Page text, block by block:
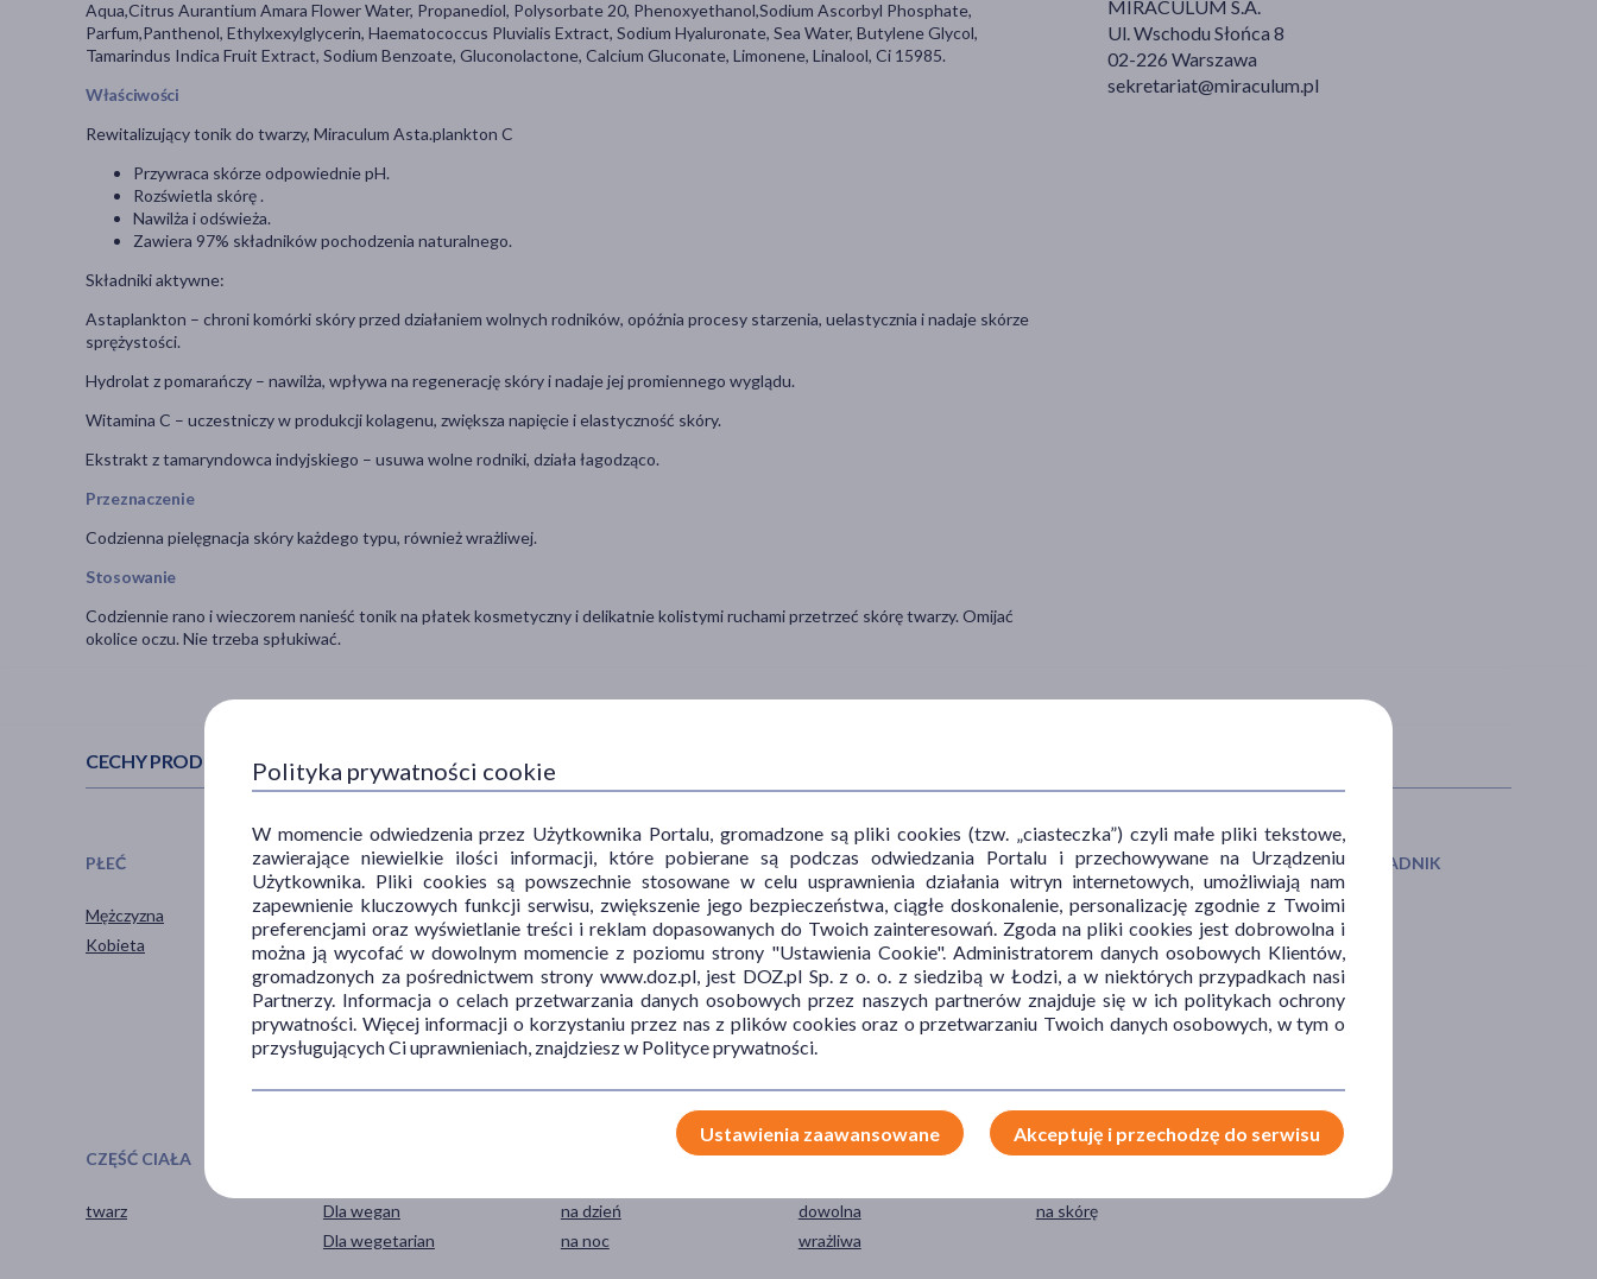
MIRACULUM S.A.
Ul. Wschodu Słońca 8
02-226 Warszawa
sekretariat@miraculum.pl
Aqua,Citrus Aurantium Amara Flower Water, Propanediol, Polysorbate 20, Phenoxyethanol,Sodium Ascorbyl Phosphate,
Parfum,Panthenol, Ethylxexylglycerin, Haematococcus Pluvialis Extract, Sodium Hyaluronate, Sea Water, Butylene Glycol,
Tamarindus Indica Fruit Extract, Sodium Benzoate, Gluconolactone, Calcium Gluconate, Limonene, Linalool, Ci 15985.
Właściwości
Rewitalizujący tonik do twarzy, Miraculum Asta.plankton C
Przywraca skórze odpowiednie pH.
Rozświetla skórę .
Nawilża i odświeża.
Zawiera 97% składników pochodzenia naturalnego.
Składniki aktywne:
Astaplankton – chroni komórki skóry przed działaniem wolnych rodników, opóźnia procesy starzenia, uelastycznia i nadaje skórze
sprężystości.
Hydrolat z pomarańczy – nawilża, wpływa na regenerację skóry i nadaje jej promiennego wyglądu.
Witamina C – uczestniczy w produkcji kolagenu, zwiększa napięcie i elastyczność skóry.
Ekstrakt z tamaryndowca indyjskiego – usuwa wolne rodniki, działa łagodząco.
Przeznaczenie
Codzienna pielęgnacja skóry każdego typu, również wrażliwej.
Stosowanie
Codziennie rano i wieczorem nanieść tonik na płatek kosmetyczny i delikatnie kolistymi ruchami przetrzeć skórę twarzy. Omijać
okolice oczu. Nie trzeba spłukiwać.
CECHY PRODUKTU
PŁEĆ
Mężczyzna
Kobieta
WIEK
dla dorosłych
dla seniorów
20+
30+
40+
pokaż więcej ...
TYP PRODUKTU
Kosmetyk
POSTAĆ
tonik
DZIAŁANIE/WŁAŚCIWOŚCI
nawilżające
odświeżające
rozświetlające
GŁÓWNY SKŁADNIK
pomarańcza
tamaryndowiec
witamina C
CZĘŚĆ CIAŁA
twarz
Dla wegan
Dla wegetarian
PORA STOSOWANIA
na dzień
na noc
RODZAJ SKÓRY
dowolna
wrażliwa
SPOSÓB APLIKACJI
na skórę
Polityka prywatności cookie
W momencie odwiedzenia przez Użytkownika Portalu, gromadzone są pliki cookies (tzw. „ciasteczka”) czyli małe pliki tekstowe,
zawierające niewielkie ilości informacji, które pobierane są podczas odwiedzania Portalu i przechowywane na Urządzeniu
Użytkownika. Pliki cookies są powszechnie stosowane w celu usprawnienia działania witryn internetowych, umożliwiają nam
zapewnienie kluczowych funkcji serwisu, zwiększenie jego bezpieczeństwa, ciągłe doskonalenie, personalizację zgodnie z Twoimi
preferencjami oraz wyświetlanie treści i reklam dopasowanych do Twoich zainteresowań. Zgoda na pliki cookies jest dobrowolna i
można ją wycofać w dowolnym momencie z poziomu strony "Ustawienia Cookie". Administratorem danych osobowych Klientów,
gromadzonych za pośrednictwem strony www.doz.pl, jest DOZ.pl Sp. z o. o. z siedzibą w Łodzi, a w niektórych przypadkach nasi
Partnerzy. Informacja o celach przetwarzania danych osobowych przez naszych partnerów znajduje się w ich politykach ochrony
prywatności. Więcej informacji o korzystaniu przez nas z plików cookies oraz o przetwarzaniu Twoich danych osobowych, w tym o
przysługujących Ci uprawnieniach, znajdziesz w Polityce prywatności.
Ustawienia zaawansowane Akceptuję i przechodzę do serwisu